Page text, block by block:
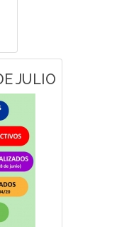
JULIO